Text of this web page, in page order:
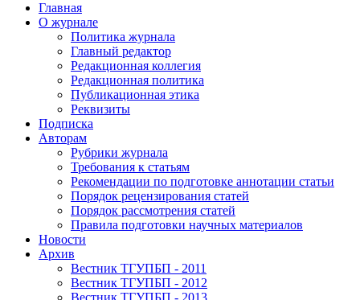
Главная
О журнале
Политика журнала
Главный редактор
Редакционная коллегия
Редакционная политика
Публикационная этика
Реквизиты
Подписка
Авторам
Рубрики журнала
Требования к статьям
Рекомендации по подготовке аннотации статьи
Порядок рецензирования статей
Порядок рассмотрения статей
Правила подготовки научных материалов
Новости
Архив
Вестник ТГУПБП - 2011
Вестник ТГУПБП - 2012
Вестник ТГУПБП - 2013